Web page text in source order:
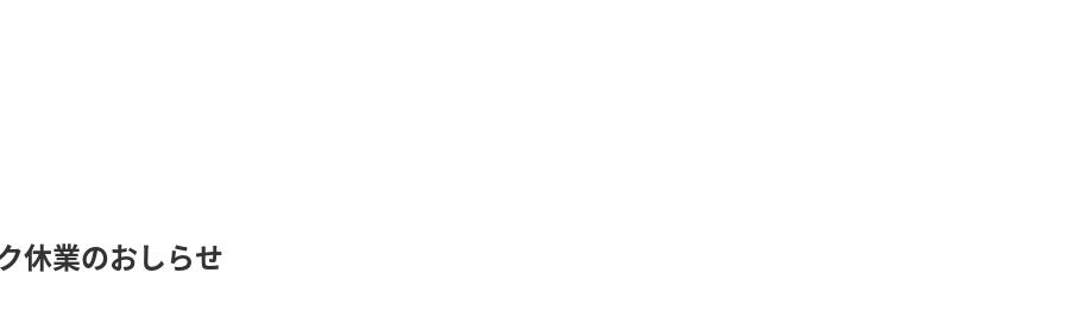
休業のおしらせ